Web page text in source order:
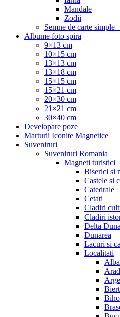
Mandale
Zodii
Semne de carte simple
Albume foto spira
9×13 cm
10×15 cm
13×13 cm
13×18 cm
15×15 cm
15×21 cm
20×30 cm
21×21 cm
30×40 cm
Developare poze
Marturii Iconite Magnetice
Suveniruri
Suveniruri Romania
Magneti turistici
Biserici si
Castele si
Catedrale
Cetati
Cladiri
Cladiri
Delta
Dunarea
Lacuri si
Localitati
Arad